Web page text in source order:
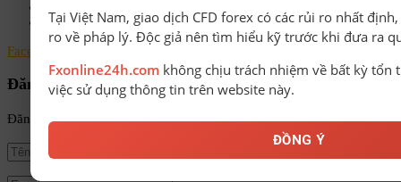
Liên hệ
Facebook
Đăng ký nhận tin
Đăng ký để nhận tin tức mới nhất từ FxOnline24h!
Tại Việt Nam, giao dịch CFD forex có các rủi ro nhất
ro về pháp lý. Độc giả nên tìm hiểu kỹ trước khi đưa ra
Fxonline24h.com không chịu trách nhiệm về bất kỳ tổn
việc sử dụng thông tin trên website này.
ĐỒNG Ý